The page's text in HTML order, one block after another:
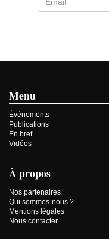
Menu
Événements
Publications
En bref
Vidéos
À propos
Nos partenaires
Qui sommes-nous ?
Mentions légales
Nous contacter